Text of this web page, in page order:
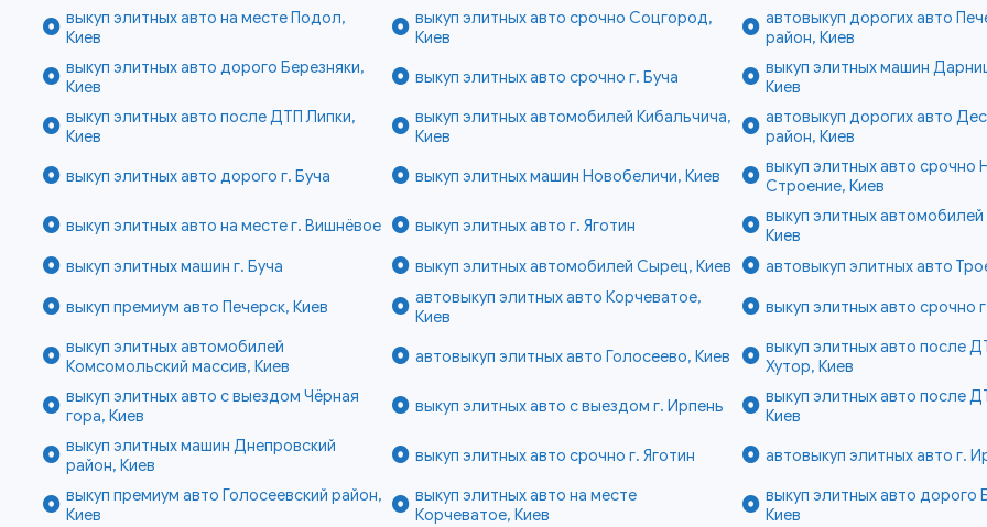
выкуп элитных авто на месте Подол,
Киев
выкуп элитных авто срочно Соцгород,
Киев
автовыкуп дорогих авто
район, Киев
выкуп элитных авто дорого Березняки,
Киев
выкуп элитных авто срочно г. Буча
выкуп элитных машин
Киев
выкуп элитных авто после ДТП Липки,
Киев
выкуп элитных автомобилей Кибальчича,
Киев
автовыкуп дорогих авто
район, Киев
выкуп элитных авто дорого г. Буча
выкуп элитных машин Новобеличи, Киев
выкуп элитных авто срочно
Строение, Киев
выкуп элитных авто на месте г. Вишнёвое
выкуп элитных авто г. Яготин
выкуп элитных
Киев
выкуп элитных машин г. Буча
выкуп элитных автомобилей Сырец, Киев автовыкуп элитных авто
выкуп премиум авто Печерск, Киев
автовыкуп элитных авто Корчеватое,
Киев
выкуп элитных авто срочно
выкуп элитных автомобилей
Комсомольский массив, Киев
автовыкуп элитных авто Голосеево, Киев
выкуп элитных авто после
Хутор, Киев
выкуп элитных авто с выездом Чёрная
гора, Киев
выкуп элитных авто с выездом г. Ирпень
выкуп элитных авто после
Киев
выкуп элитных машин Днепровский
район, Киев
выкуп элитных авто срочно г. Яготин
автовыкуп элитных авто г.
выкуп премиум авто Голосеевский район,
Киев
выкуп элитных авто на месте
Корчеватое, Киев
выкуп элитных авто дорого
Киев